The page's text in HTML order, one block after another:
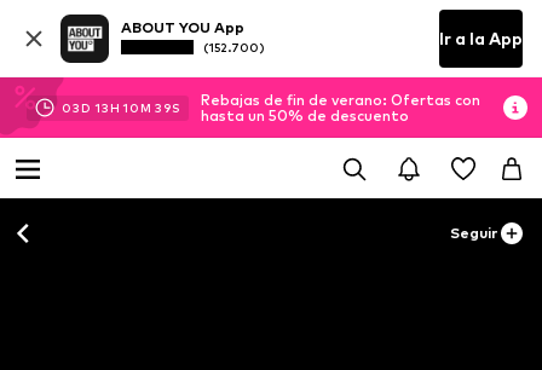
ABOUT YOU App
(152.700) Ir a la App
03D 13H 10M 39S
Rebajas de fin de verano: Ofertas con
hasta un 50% de descuento
Seguir